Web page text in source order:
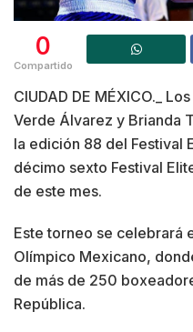
0
Compartido
CIUDAD DE MÉXICO._
Verde Álvarez y Brianda
la edición 88 del Festival
décimo sexto Festival
de este mes.
Este torneo se celebrará
Olímpico Mexicano,
de más de 250
República.